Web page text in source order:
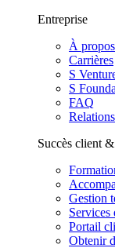
Entreprise
À
Carrières
S
S
FAQ
Succès client
Gestion
Services
Portail
Obtenir